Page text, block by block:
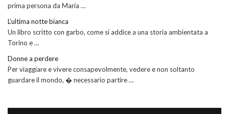
prima persona da Maria …
L’ultima notte bianca
Un libro scritto con garbo, come si addice a una storia ambientata a
Torino e …
Donne a perdere
Per viaggiare e vivere consapevolmente, vedere e non soltanto
guardare il mondo, � necessario partire …